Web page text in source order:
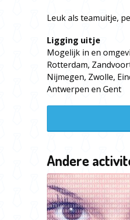
Leuk als teamuitje,
Ligging uitje
Mogelijk in en
Rotterdam,
Nijmegen, Zwolle,
Antwerpen en Gent
Andere